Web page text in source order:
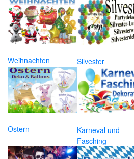
Weihnachten Silvester
Ostern
Karneval und
Fasching